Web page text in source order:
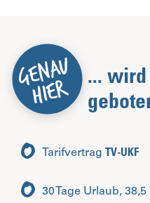
...
Tarifvertrag TV-UKF
30 Tage Urlaub,